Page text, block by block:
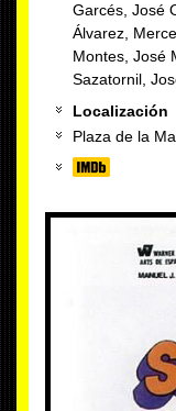
Garcés, José
Álvarez,
Montes, José
Sazatornil,
Localización
Plaza de la